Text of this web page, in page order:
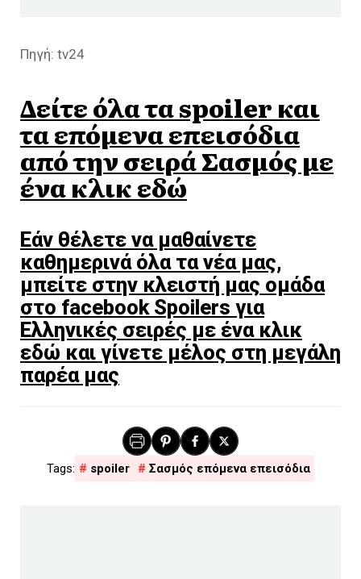
Πηγή: tv24
Δείτε όλα τα spoiler και
τα επόμενα επεισόδια
από την σειρά Σασμός με
ένα κλικ εδώ
Εάν θέλετε να μαθαίνετε
καθημερινά όλα τα νέα μας,
μπείτε στην κλειστή μας ομάδα
στο facebook Spoilers για
Ελληνικές σειρές με ένα κλικ
εδώ και γίνετε μέλος στη μεγάλη
παρέα μας
spoiler Σασμός επόμενα επεισόδια